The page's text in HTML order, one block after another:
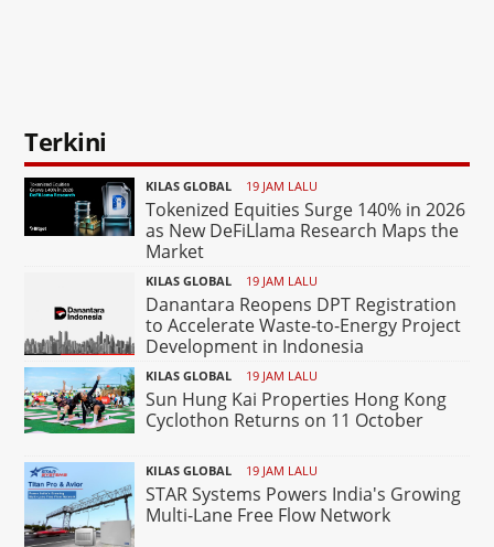
Terkini
KILAS GLOBAL 19 JAM LALU
Tokenized Equities Surge 140% in 2026
as New DeFiLlama Research Maps the
Market
KILAS GLOBAL 19 JAM LALU
Danantara Reopens DPT Registration
to Accelerate Waste-to-Energy Project
Development in Indonesia
KILAS GLOBAL 19 JAM LALU
Sun Hung Kai Properties Hong Kong
Cyclothon Returns on 11 October
KILAS GLOBAL 19 JAM LALU
STAR Systems Powers India's Growing
Multi-Lane Free Flow Network